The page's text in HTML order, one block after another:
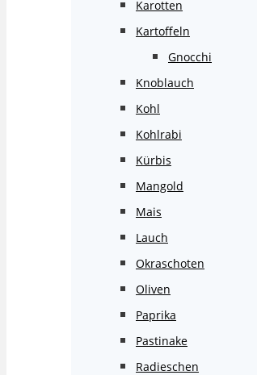
Karotten
Kartoffeln
Gnocchi
Knoblauch
Kohl
Kohlrabi
Kürbis
Mangold
Mais
Lauch
Okraschoten
Oliven
Paprika
Pastinake
Radieschen